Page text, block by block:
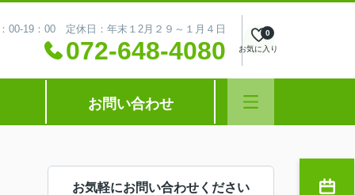
00-19：00 定休日：年末１2月２９～１月４日
072-648-4080 お気に入り
0
お問い合わせ
お気軽にお問い合わせください